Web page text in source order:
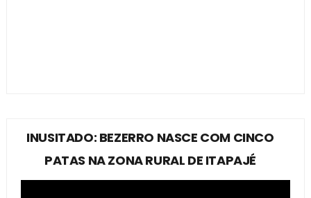
INUSITADO: BEZERRO NASCE COM CINCO
PATAS NA ZONA RURAL DE ITAPAJÉ